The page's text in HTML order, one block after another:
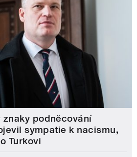
podněcování
sympatie k nacismu,
Turkovi